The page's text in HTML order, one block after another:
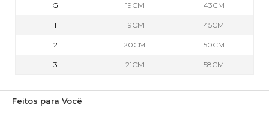
G 19CM 43CM
1 19CM 45CM
2 20CM 50CM
3 21CM 58CM
Feitos para Você